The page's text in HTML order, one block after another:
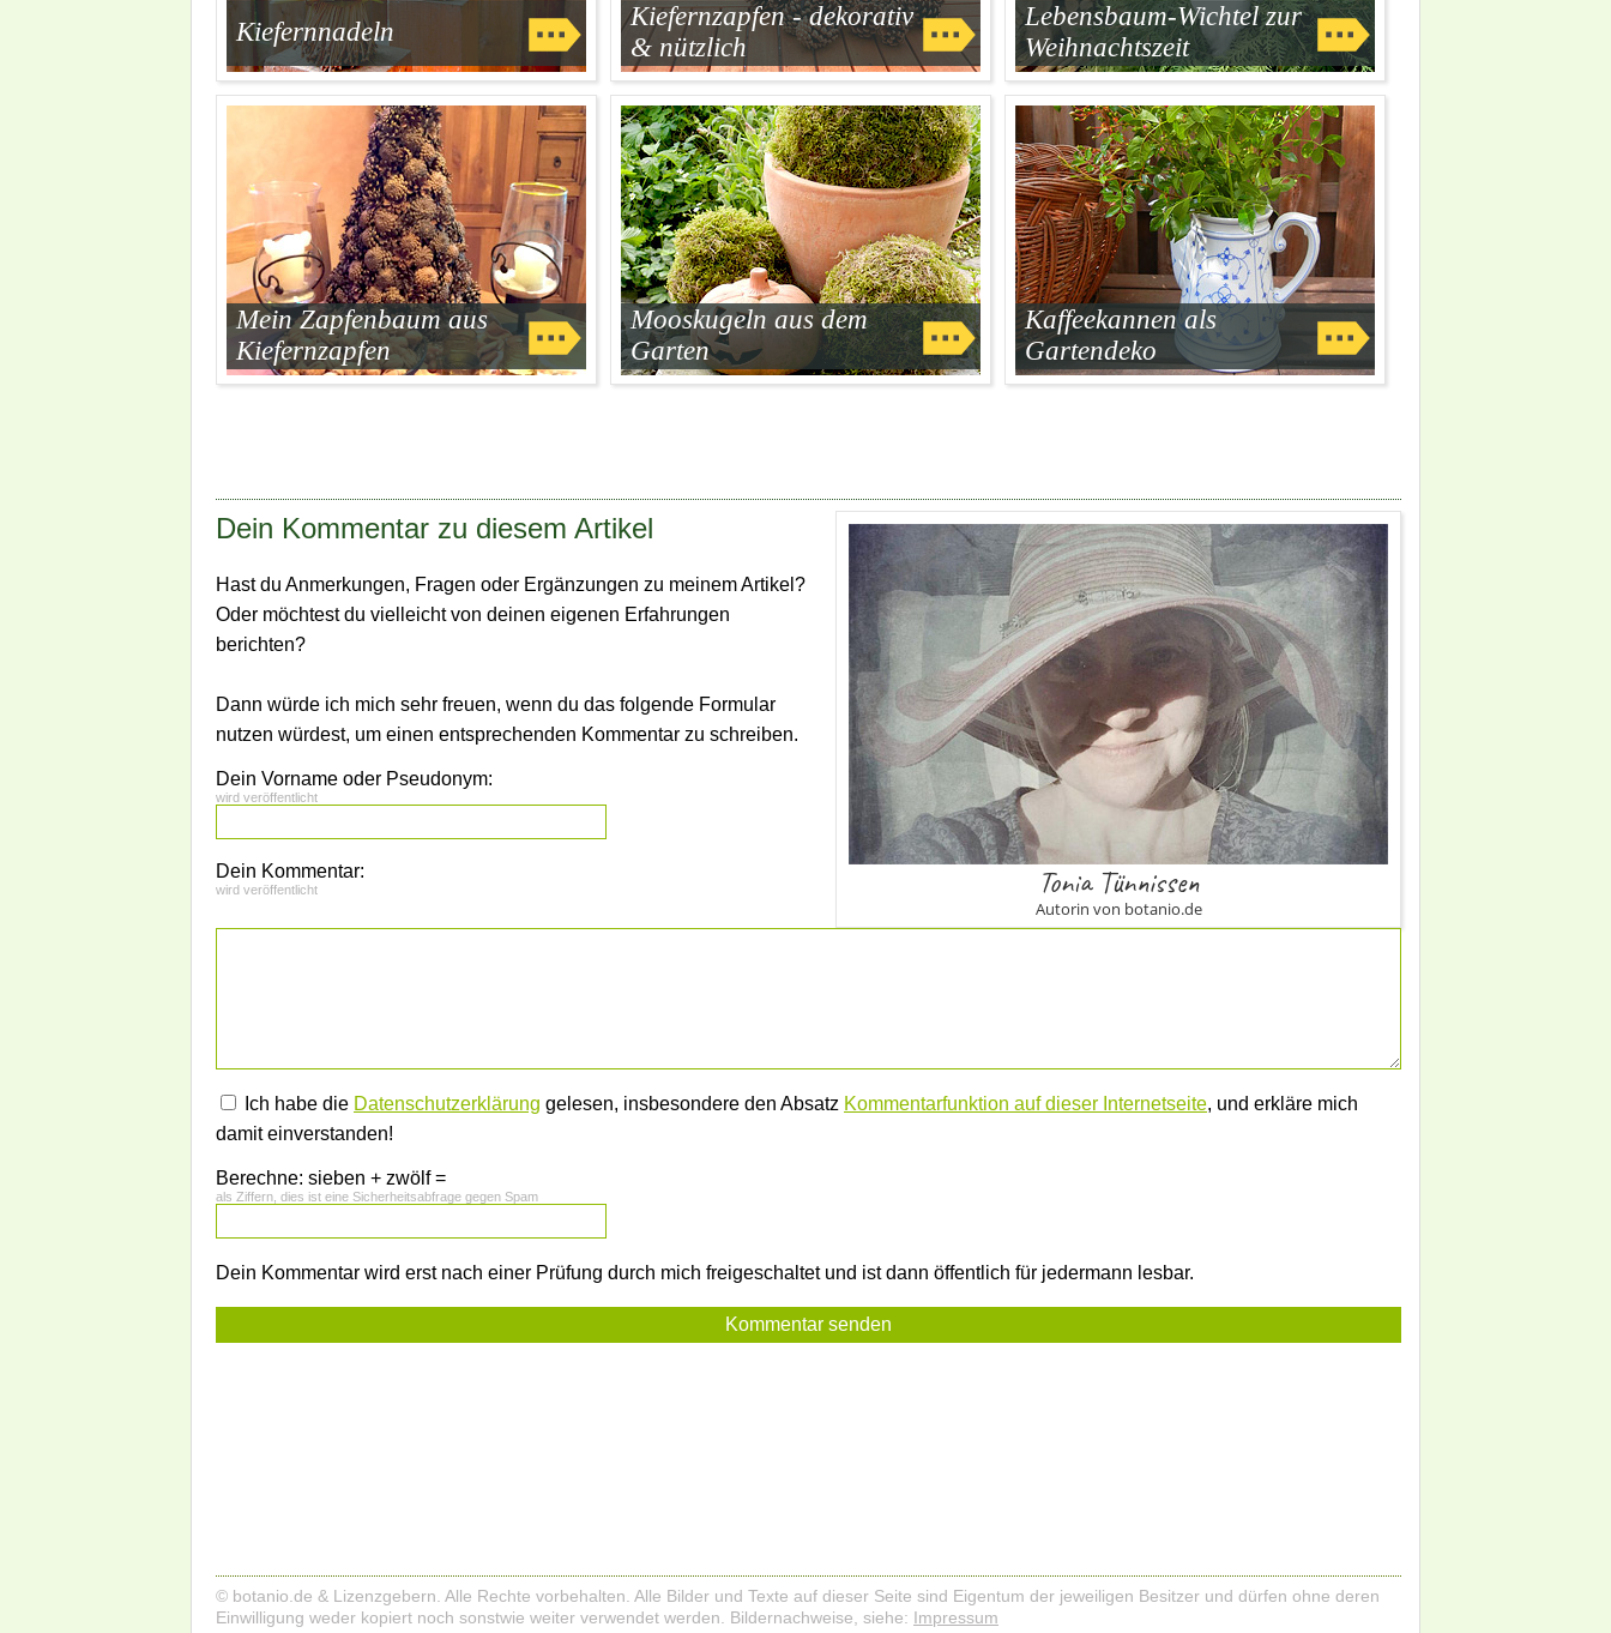
Kiefernnadeln
Kiefernzapfen - dekorativ
& nützlich
Lebensbaum-Wichtel zur
Weihnachtszeit
Mein Zapfenbaum aus
Kiefernzapfen
Mooskugeln aus dem
Garten
Kaffeekannen als
Gartendeko
Tonia Tünnissen
Autorin von botanio.de
Dein Kommentar zu diesem Artikel
Hast du Anmerkungen, Fragen oder Ergänzungen zu meinem Artikel?
Oder möchtest du vielleicht von deinen eigenen Erfahrungen
berichten?
Dann würde ich mich sehr freuen, wenn du das folgende Formular
nutzen würdest, um einen entsprechenden Kommentar zu schreiben.
Dein Vorname oder Pseudonym:
wird veröffentlicht
Dein Kommentar:
wird veröffentlicht
Ich habe die Datenschutzerklärung gelesen, insbesondere den Absatz Kommentarfunktion auf dieser Internetseite, und erkläre mich
damit einverstanden!
Berechne: sieben + zwölf =
als Ziffern, dies ist eine Sicherheitsabfrage gegen Spam
Dein Kommentar wird erst nach einer Prüfung durch mich freigeschaltet und ist dann öffentlich für jedermann lesbar.
© botanio.de & Lizenzgebern. Alle Rechte vorbehalten. Alle Bilder und Texte auf dieser Seite sind Eigentum der jeweiligen Besitzer und dürfen ohne deren
Einwilligung weder kopiert noch sonstwie weiter verwendet werden. Bildernachweise, siehe: Impressum